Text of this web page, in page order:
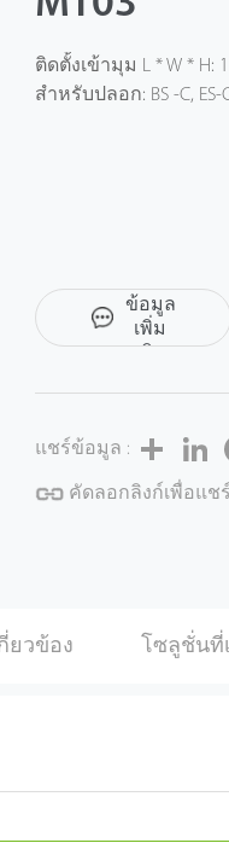
ติดตั้งเข้ามุม L * W * H:
สําหรับปลอก: BS -C, ES-C,
ข้อมูล
เพิ่ม
แชร์ข้อมูล :
Share
คัดลอกลิงก์เพื่อแชร์
ยวข้อง โซลูชั่นที่